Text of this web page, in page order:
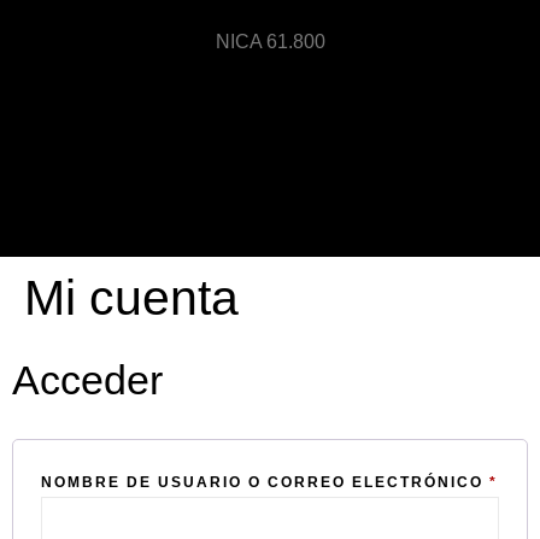
NICA 61.800
Mi cuenta
Acceder
NOMBRE DE USUARIO O CORREO ELECTRÓNICO *